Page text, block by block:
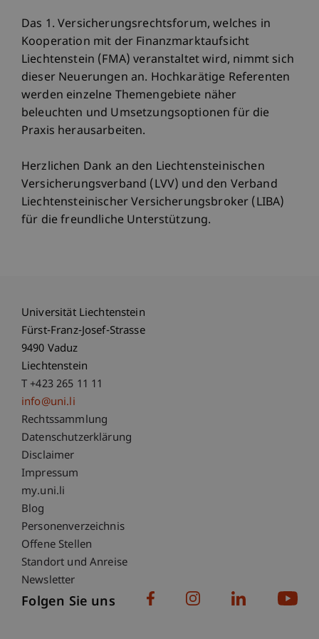
Das 1. Versicherungsrechtsforum, welches in
Kooperation mit der Finanzmarktaufsicht
Liechtenstein (FMA) veranstaltet wird, nimmt sich
dieser Neuerungen an. Hochkarätige Referenten
werden einzelne Themengebiete näher
beleuchten und Umsetzungsoptionen für die
Praxis herausarbeiten.
Herzlichen Dank an den Liechtensteinischen
Versicherungsverband (LVV) und den Verband
Liechtensteinischer Versicherungsbroker (LIBA)
für die freundliche Unterstützung.
Universität Liechtenstein
Fürst-Franz-Josef-Strasse
9490 Vaduz
Liechtenstein
T +423 265 11 11
info@uni.li
Fußzeile Rechtliche Hinweise
Rechtssammlung
Datenschutzerklärung
Disclaimer
Impressum
Fußzeile Subdomain-Verzeichnis
my.uni.li
Blog
Personenverzeichnis
Offene Stellen
Standort und Anreise
Newsletter
Folgen Sie uns